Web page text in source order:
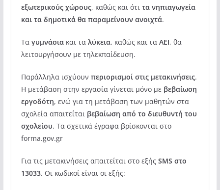
εξωτερικούς χώρους, καθώς και ότι τα νηπιαγωγεία
και τα δημοτικά θα παραμείνουν ανοιχτά.
Τα γυμνάσιακαι τα λύκεια, καθώς και τα ΑΕΙ, θα
λειτουργήσουν με τηλεκπαίδευση.
Παράλληλα ισχύουν περιορισμοί στις μετακινήσεις.
Η μετάβαση στην εργασία γίνεται μόνο με βεβαίωση
εργοδότη, ενώ για τη μετάβαση των μαθητών στα
σχολεία απαιτείται βεβαίωση από το διευθυντή του
σχολείου. Τα σχετικά έγραφα βρίσκονται στο
forma.gov.gr
Για τις μετακινήσεις απαιτείται στο εξής SMS στο
13033. Οι κωδικοί είναι οι εξής: